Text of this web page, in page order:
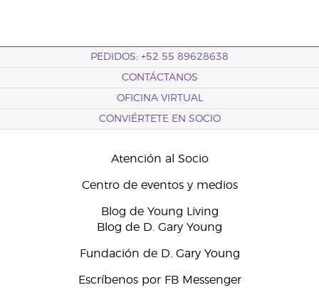
PEDIDOS: +52 55 89628638
CONTÁCTANOS
OFICINA VIRTUAL
CONVIÉRTETE EN SOCIO
Atención al Socio
Centro de eventos y medios
Blog de Young Living
Blog de D. Gary Young
Fundación de D. Gary Young
Escríbenos por FB Messenger